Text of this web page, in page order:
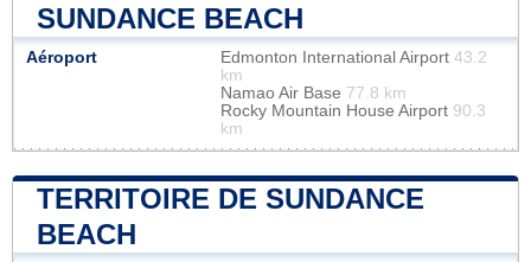
SUNDANCE BEACH
Aéroport Edmonton International Airport 43.2
km
Namao Air Base 77.8 km
Rocky Mountain House Airport 90.3
km
TERRITOIRE DE SUNDANCE
BEACH